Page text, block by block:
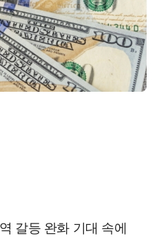
갈등 완화 기대 속에